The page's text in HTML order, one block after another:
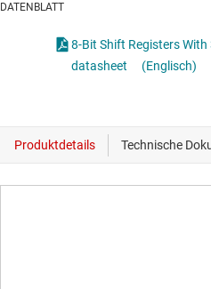
DATENBLATT
8-Bit Shift Registers
datasheet
(Englisch)